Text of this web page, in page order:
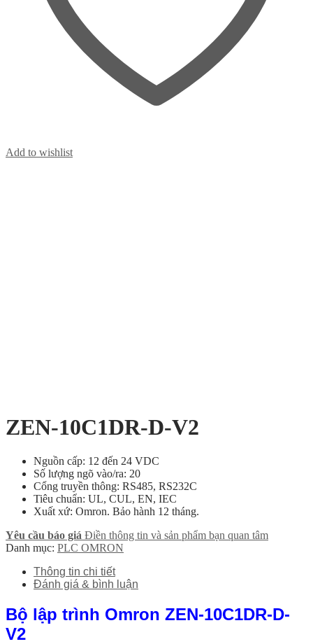
Add to wishlist
ZEN-10C1DR-D-V2
Nguồn cấp: 12 đến 24 VDC
Số lượng ngõ vào/ra: 20
Cổng truyền thông: RS485, RS232C
Tiêu chuẩn: UL, CUL, EN, IEC
Xuất xứ: Omron. Bảo hành 12 tháng.
Yêu cầu báo giá Điền thông tin và sản phẩm bạn quan tâm
Danh mục: PLC OMRON
Thông tin chi tiết
Đánh giá & bình luận
Bộ lập trình Omron ZEN-10C1DR-D-
V2